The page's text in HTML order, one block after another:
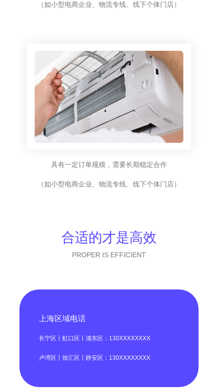
（如小型电商企业、物流专线、线下个体门店）
具有一定订单规模，需要长期稳定合作
（如小型电商企业、物流专线、线下个体门店）
合适的才是高效
PROPER IS EFFICIENT
上海区域电话
长宁区丨虹口区丨浦东区：130XXXXXXXX
卢湾区丨徐汇区丨静安区：130XXXXXXXX